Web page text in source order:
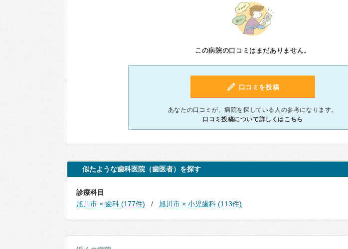
この病院の口コミはまだありません。
口コミを投稿
あなたの口コミが、病院を探している人の参考になります。
口コミ投稿について詳しくはこちら
似たような歯科医院（歯医者）を探す
診療科目
旭川市 × 歯科 (177件)
旭川市 × 小児歯科 (113件)